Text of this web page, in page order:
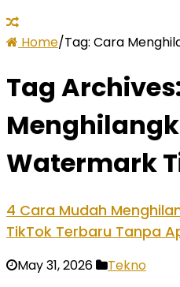
Home/Tag: Cara
Tag
Watermark
4 Cara Mudah
TikTok Terbaru Tanpa
May 31, 2026 Tekno